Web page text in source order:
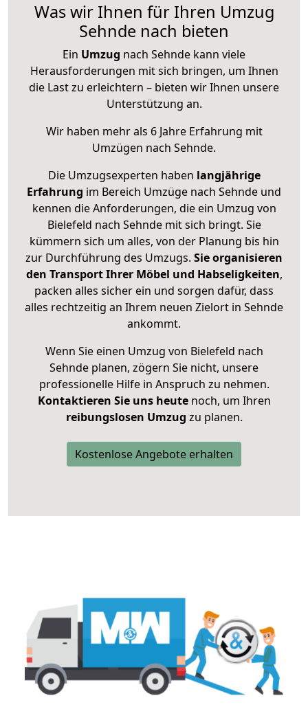
Was wir Ihnen für Ihren Umzug
Sehnde nach bieten
Ein Umzug nach Sehnde kann viele
Herausforderungen mit sich bringen, um Ihnen
die Last zu erleichtern – bieten wir Ihnen unsere
Unterstützung an.
Wir haben mehr als 6 Jahre Erfahrung mit
Umzügen nach Sehnde.
Die Umzugsexperten haben langjährige
Erfahrung im Bereich Umzüge nach Sehnde und
kennen die Anforderungen, die ein Umzug von
Bielefeld nach Sehnde mit sich bringt. Sie
kümmern sich um alles, von der Planung bis hin
zur Durchführung des Umzugs. Sie organisieren
den Transport Ihrer Möbel und Habseligkeiten,
packen alles sicher ein und sorgen dafür, dass
alles rechtzeitig an Ihrem neuen Zielort in Sehnde
ankommt.
Wenn Sie einen Umzug von Bielefeld nach
Sehnde planen, zögern Sie nicht, unsere
professionelle Hilfe in Anspruch zu nehmen.
Kontaktieren Sie uns heutenoch, um Ihren
reibungslosen Umzug zu planen.
Kostenlose Angebote erhalten